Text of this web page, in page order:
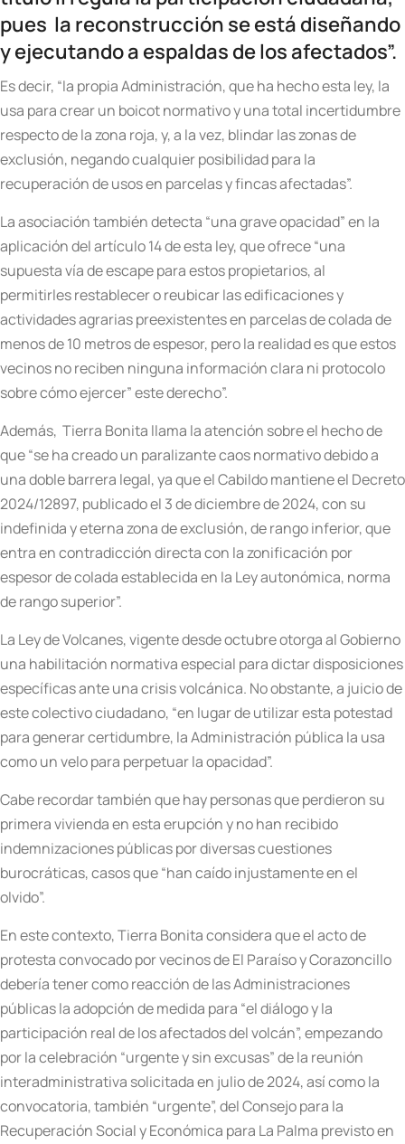
pues la reconstrucción se está diseñando
y ejecutando a espaldas de los afectados”.
Es decir, “la propia Administración, que ha hecho esta ley, la
usa para crear un boicot normativo y una total incertidumbre
respecto de la zona roja, y, a la vez, blindar las zonas de
exclusión, negando cualquier posibilidad para la
recuperación de usos en parcelas y fincas afectadas”.
La asociación también detecta “una grave opacidad” en la
aplicación del artículo 14 de esta ley, que ofrece “una
supuesta vía de escape para estos propietarios, al
permitirles restablecer o reubicar las edificaciones y
actividades agrarias preexistentes en parcelas de colada de
menos de 10 metros de espesor, pero la realidad es que estos
vecinos no reciben ninguna información clara ni protocolo
sobre cómo ejercer” este derecho”.
Además, Tierra Bonita llama la atención sobre el hecho de
que “se ha creado un paralizante caos normativo debido a
una doble barrera legal, ya que el Cabildo mantiene el Decreto
2024/12897, publicado el 3 de diciembre de 2024, con su
indefinida y eterna zona de exclusión, de rango inferior, que
entra en contradicción directa con la zonificación por
espesor de colada establecida en la Ley autonómica, norma
de rango superior”.
La Ley de Volcanes, vigente desde octubre otorga al Gobierno
una habilitación normativa especial para dictar disposiciones
específicas ante una crisis volcánica. No obstante, a juicio de
este colectivo ciudadano, “en lugar de utilizar esta potestad
para generar certidumbre, la Administración pública la usa
como un velo para perpetuar la opacidad”.
Cabe recordar también que hay personas que perdieron su
primera vivienda en esta erupción y no han recibido
indemnizaciones públicas por diversas cuestiones
burocráticas, casos que “han caído injustamente en el
olvido”.
En este contexto, Tierra Bonita considera que el acto de
protesta convocado por vecinos de El Paraíso y Corazoncillo
debería tener como reacción de las Administraciones
públicas la adopción de medida para “el diálogo y la
participación real de los afectados del volcán”, empezando
por la celebración “urgente y sin excusas” de la reunión
interadministrativa solicitada en julio de 2024, así como la
convocatoria, también “urgente”, del Consejo para la
Recuperación Social y Económica para La Palma previsto en